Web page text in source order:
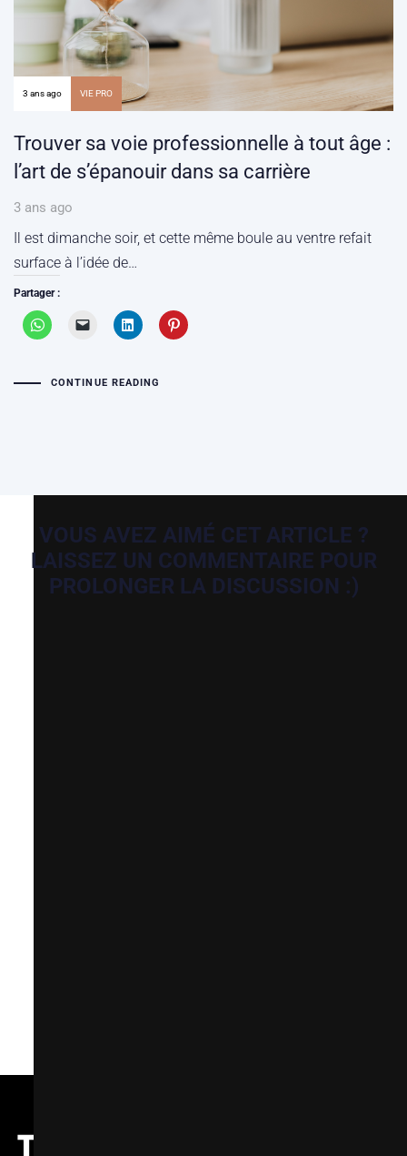
3 ans ago VIE PRO
Trouver sa voie professionnelle à tout âge :
l’art de s’épanouir dans sa carrière
3 ans ago
Il est dimanche soir, et cette même boule au ventre refait
surface à l’idée de…
Partager :
CONTINUE READING
VOUS AVEZ AIMÉ CET ARTICLE ?
LAISSEZ UN COMMENTAIRE POUR
PROLONGER LA DISCUSSION :)